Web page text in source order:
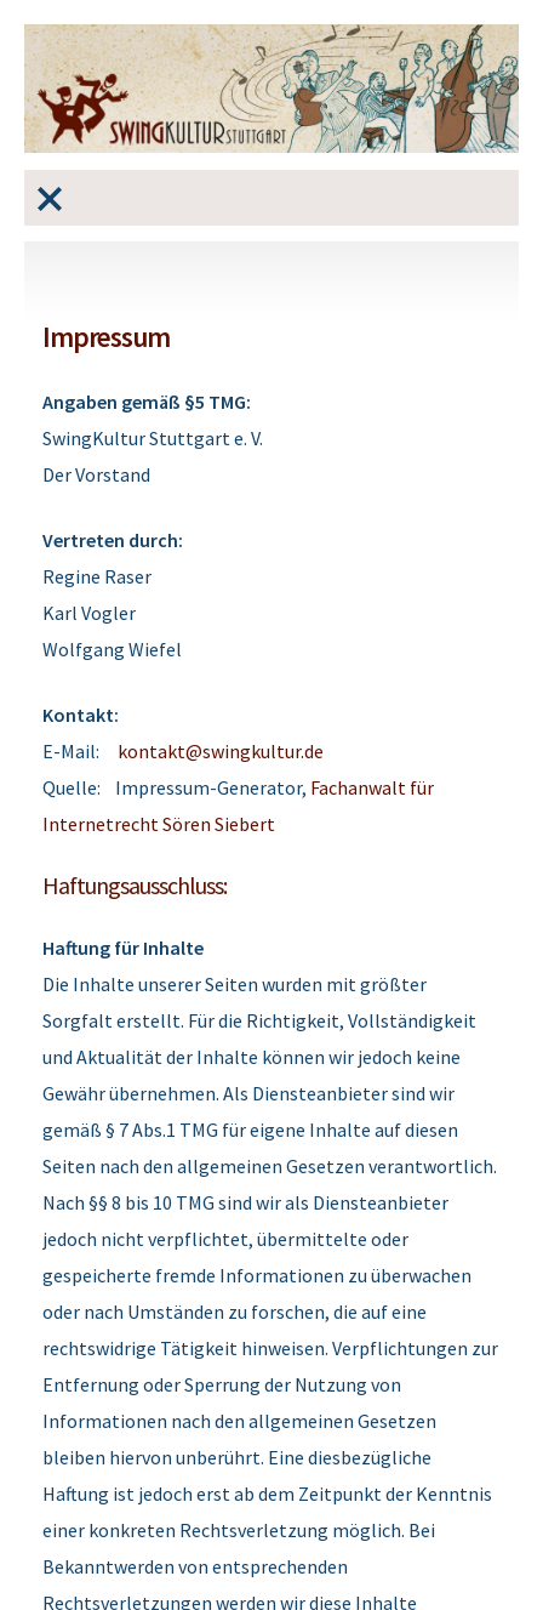
Impressum
Angaben gemäß §5 TMG:
SwingKultur Stuttgart e. V.
Der Vorstand
Vertreten durch:
Regine Raser
Karl Vogler
Wolfgang Wiefel
Kontakt:
E-Mail: kontakt@swingkultur.de
Quelle: Impressum-Generator, Fachanwalt für
Internetrecht Sören Siebert
Haftungsausschluss:
Haftung für Inhalte
Die Inhalte unserer Seiten wurden mit größter
Sorgfalt erstellt. Für die Richtigkeit, Vollständigkeit
und Aktualität der Inhalte können wir jedoch keine
Gewähr übernehmen. Als Diensteanbieter sind wir
gemäß § 7 Abs.1 TMG für eigene Inhalte auf diesen
Seiten nach den allgemeinen Gesetzen verantwortlich.
Nach §§ 8 bis 10 TMG sind wir als Diensteanbieter
jedoch nicht verpflichtet, übermittelte oder
gespeicherte fremde Informationen zu überwachen
oder nach Umständen zu forschen, die auf eine
rechtswidrige Tätigkeit hinweisen. Verpflichtungen zur
Entfernung oder Sperrung der Nutzung von
Informationen nach den allgemeinen Gesetzen
bleiben hiervon unberührt. Eine diesbezügliche
Haftung ist jedoch erst ab dem Zeitpunkt der Kenntnis
einer konkreten Rechtsverletzung möglich. Bei
Bekanntwerden von entsprechenden
Rechtsverletzungen werden wir diese Inhalte